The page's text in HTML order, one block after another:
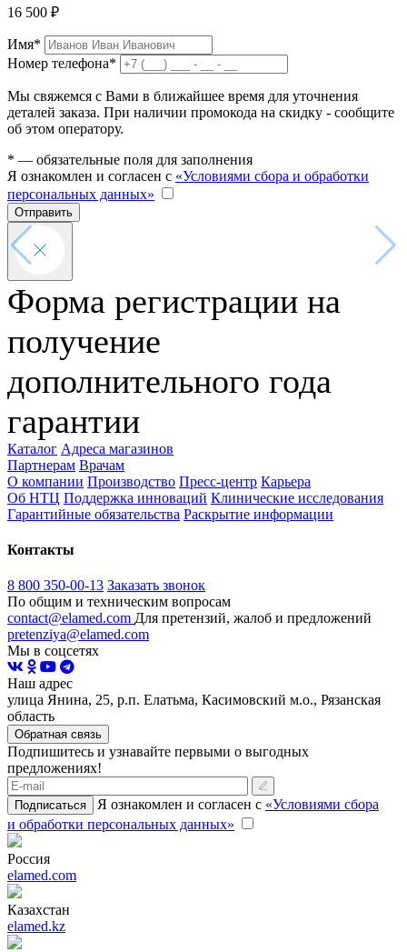
16 500 ₽
Имя*
Номер телефона*
Мы свяжемся с Вами в ближайшее время для уточнения
деталей заказа. При наличии промокода на скидку - сообщите
об этом оператору.
* — обязательные поля для заполнения
Я ознакомлен и согласен с «Условиями сбора и обработки
персональных данных»
Отправить
Форма регистрации на
получение
дополнительного года
гарантии
Каталог Адреса магазинов
Партнерам Врачам
О компании Производство Пресс-центр Карьера
Об НТЦ Поддержка инноваций Клинические исследования
Гарантийные обязательства Раскрытие информации
Контакты
8 800 350-00-13 Заказать звонок
По общим и техническим вопросам
contact@elamed.com Для претензий, жалоб и предложений
pretenziya@elamed.com
Мы в соцсетях
Наш адрес
улица Янина, 25, р.п. Елатьма, Касимовский м.о., Рязанская
область
Обратная связь
Подпишитесь и узнавайте первыми о выгодных
предложениях!
Подписаться Я ознакомлен и согласен с «Условиями сбора
и обработки персональных данных»
Россия
elamed.com
Казахстан
elamed.kz